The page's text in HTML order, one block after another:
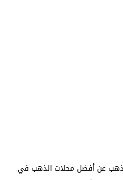
عن أفضل محلات الذهب في